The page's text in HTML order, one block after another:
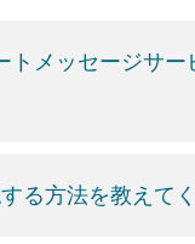
メッセージサー
る方法を教えて